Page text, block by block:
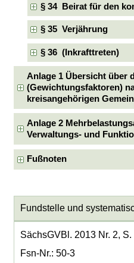
§ 34 Beirat für den
§ 35 Verjährung
§ 36 (Inkrafttreten)
Anlage 1 Übersicht über
(Gewichtungsfaktoren)
kreisangehörigen
Anlage 2
Verwaltungs- und
Fußnoten
Fundstelle und
SächsGVBl. 2013 Nr. 2, S.
Fsn-Nr.: 50-3